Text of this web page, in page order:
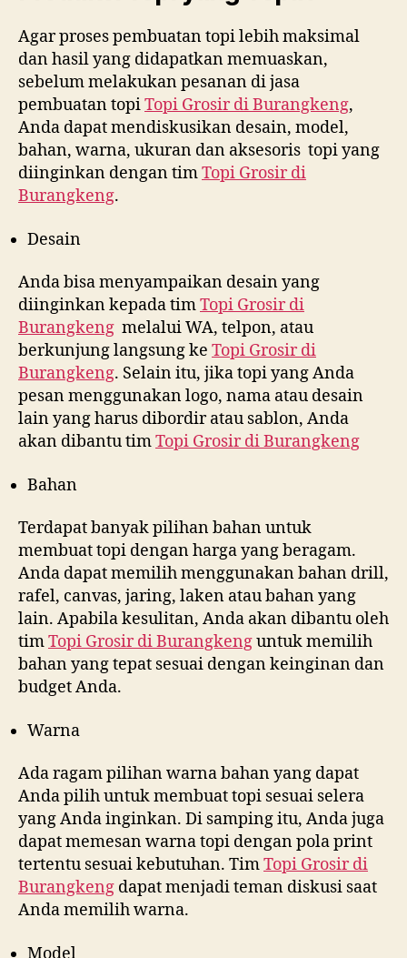
Agar proses pembuatan topi lebih maksimal
dan hasil yang didapatkan memuaskan,
sebelum melakukan pesanan di jasa
pembuatan topiTopi Grosir diBurangkeng,
Anda dapat mendiskusikan desain, model,
bahan, warna, ukuran dan aksesoris topi yang
diinginkan dengan timTopi Grosir di
Burangkeng.
Desain
Anda bisa menyampaikan desain yang
diinginkan kepada timTopi Grosir di
Burangkeng melalui WA, telpon, atau
berkunjung langsung ke Topi Grosir di
Burangkeng. Selain itu, jika topi yang Anda
pesan menggunakan logo, nama atau desain
lain yang harus dibordir atau sablon, Anda
akan dibantu timTopi Grosir diBurangkeng
Bahan
Terdapat banyak pilihan bahan untuk
membuat topi dengan harga yang beragam.
Anda dapat memilih menggunakan bahan drill,
rafel, canvas, jaring, laken atau bahan yang
lain. Apabila kesulitan, Anda akan dibantu oleh
timTopi Grosir diBurangkenguntuk memilih
bahan yang tepat sesuai dengan keinginan dan
budget Anda.
Warna
Ada ragam pilihan warna bahan yang dapat
Anda pilih untuk membuat topi sesuai selera
yang Anda inginkan. Di samping itu, Anda juga
dapat memesan warna topi dengan pola print
tertentu sesuai kebutuhan. TimTopi Grosir di
Burangkeng dapat menjadi teman diskusi saat
Anda memilih warna.
Model